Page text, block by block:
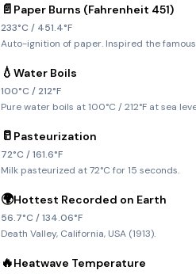
📄 Paper Burns (Fahrenheit 451)
233°C / 451.4°F
Auto-ignition of paper. Inspired the
💧 Water Boils
100°C / 212°F
Pure water boils at 100°C / 212°F at sea
🥛 Pasteurization
72°C / 161.6°F
Milk pasteurized at 72°C for 15 seconds.
🌍Hottest Recorded on Earth
56.7°C / 134.06°F
Death Valley, California, USA (1913).
🔥Heatwave Temperature